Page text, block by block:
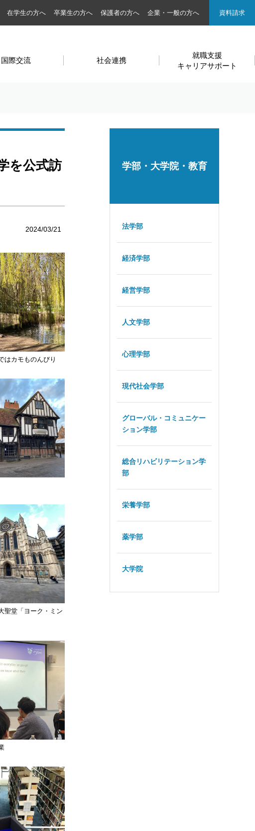
国際交流 社会連携
就職支援
キャリアサポート
在学生の方へ 卒業生の方へ 保護者の方へ 企業・一般の方へ 資料請求
を公式訪
2024/03/21
はカモものんびり
聖堂「ヨーク・ミン
学部・大学院・教育
法学部
経済学部
経営学部
人文学部
心理学部
現代社会学部
グローバル・コミュニケー
ション学部
総合リハビリテーション学
部
栄養学部
薬学部
大学院